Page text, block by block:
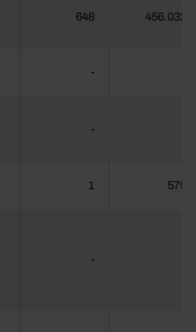
648 456.032
-
-
1 579
-